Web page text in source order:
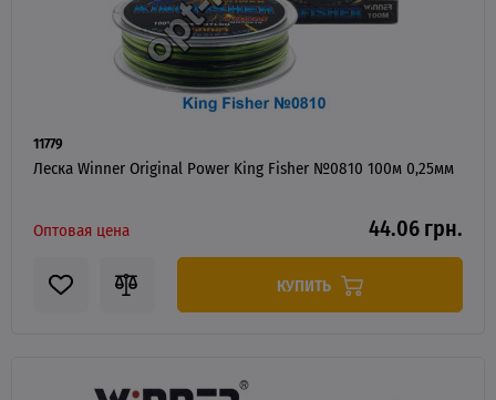
11779
Леска Winner Original Power King Fisher №0810 100м 0,25мм
Оптовая цена 44.06 грн.
КУПИТЬ